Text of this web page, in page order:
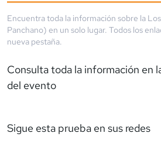
Encuentra toda la información sobre la
Panchano) en un solo lugar. Todos los
nueva pestaña.
Consulta toda la información en
del evento
Sigue esta prueba en sus redes